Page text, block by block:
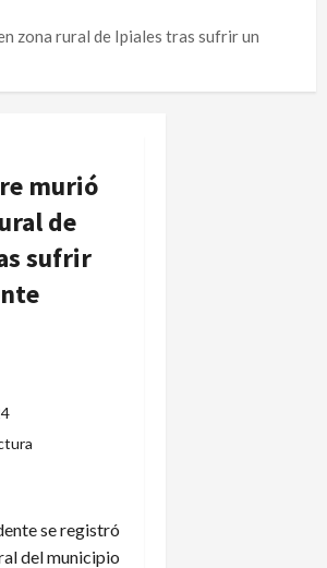
zona rural de Ipiales tras sufrir un
murió
de
sufrir
se registró
del municipio